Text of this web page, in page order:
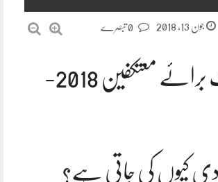
جون 13, 2018
تربیتی نشست برائے معتکفین 2018-
کیوں کی جاتی ہے؟